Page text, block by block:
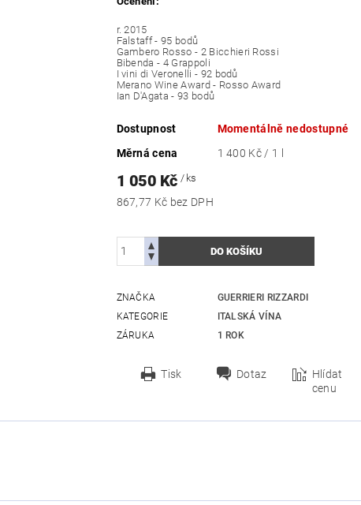
r. 2015
Falstaff -95 bodů
Gambero Rosso - 2 Bicchieri Rossi
Bibenda - 4 Grappoli
I vini di Veronelli - 92 bodů
Merano Wine Award - Rosso Award
Ian D'Agata - 93 bodů
Dostupnost
Momentálně nedostupné
Měrná cena
1 400 Kč / 1 l
1 050 Kč/ ks
867,77 Kč bez DPH
ZNAČKA
GUERRIERI RIZZARDI
KATEGORIE
ITALSKÁ VÍNA
ZÁRUKA
1 ROK
Tisk Dotaz
Hlídat
cenu